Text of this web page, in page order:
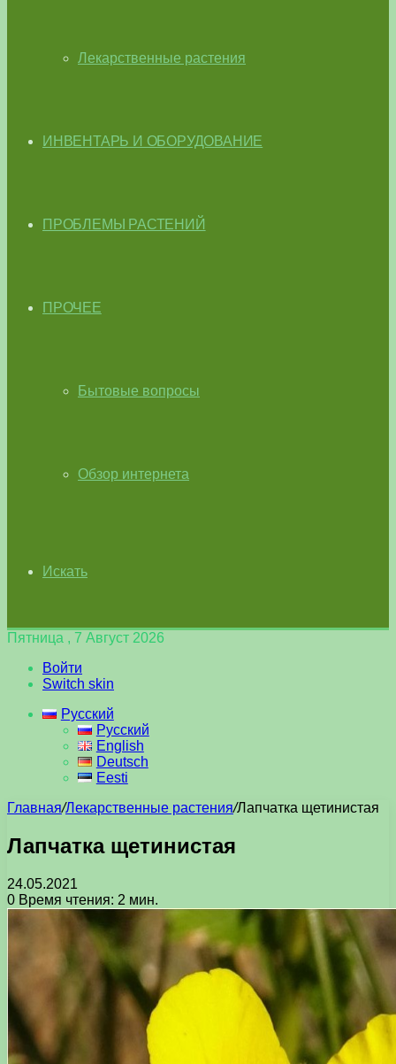
Лекарственные растения
ИНВЕНТАРЬ И ОБОРУДОВАНИЕ
ПРОБЛЕМЫ РАСТЕНИЙ
ПРОЧЕЕ
Бытовые вопросы
Обзор интернета
Искать
Пятница , 7 Август 2026
Войти
Switch skin
Русский
Русский
English
Deutsch
Eesti
Главная/Лекарственные растения/Лапчатка щетинистая
Лапчатка щетинистая
24.05.2021
0 Время чтения: 2 мин.